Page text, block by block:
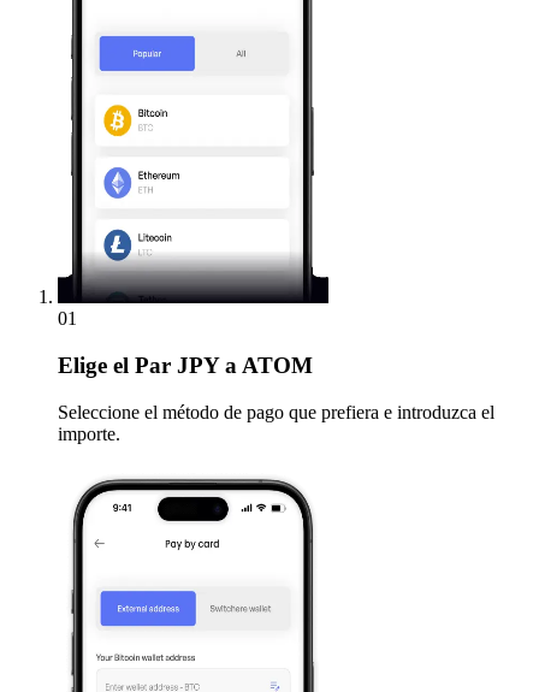
01
Elige el Par JPY a ATOM
Seleccione el método de pago que prefiera e introduzca el
importe.